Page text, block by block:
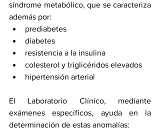
síndrome metabólico, que se caracteriza
además por:
prediabetes
diabetes
resistencia a la insulina
colesterol y triglicéridos elevados
hipertensión arterial
El Laboratorio Clínico, mediante
exámenes específicos, ayuda en la
determinación de estas anomalías: